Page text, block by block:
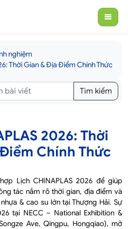
nghiệm
Thời Gian & Địa Điểm Chính Thức
Tìm kiếm
2026: Thời
Chính Thức
Lịch CHINAPLAS 2026 để giúp
tác nắm rõ thời gian, địa điểm và
& cao su lớn tại Thượng Hải. Sự
tại NECC – National Exhibition &
Ave, Qingpu, Hongqiao), mở